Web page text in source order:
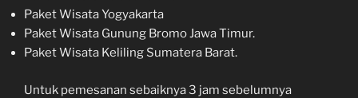
Paket Wisata Yogyakarta
Paket Wisata Gunung Bromo Jawa Timur.
Paket Wisata Keliling Sumatera Barat.
Untuk pemesanan sebaiknya 3 jam sebelumnya